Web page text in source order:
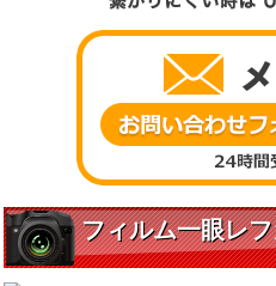
フィルム一眼レ